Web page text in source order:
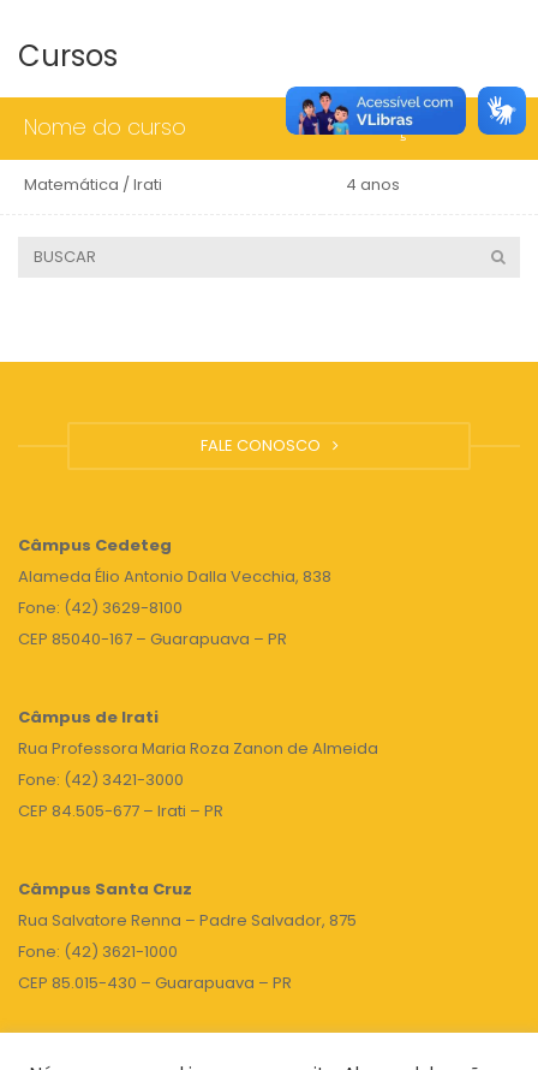
Cursos
Nome do curso Duração
Matemática / Irati 4 anos
FALE CONOSCO
Câmpus Cedeteg
Alameda Élio Antonio Dalla Vecchia, 838
Fone: (42) 3629-8100
CEP 85040-167 – Guarapuava – PR
Câmpus de Irati
Rua Professora Maria Roza Zanon de Almeida
Fone: (42) 3421-3000
CEP 84.505-677 – Irati – PR
Câmpus Santa Cruz
Rua Salvatore Renna – Padre Salvador, 875
Fone: (42) 3621-1000
CEP 85.015-430 – Guarapuava – PR